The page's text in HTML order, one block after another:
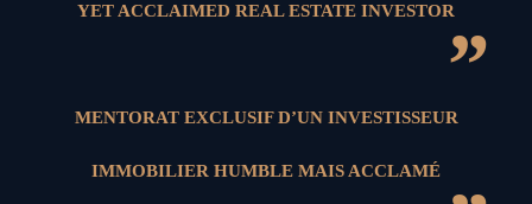
YET ACCLAIMED REAL ESTATE INVESTOR
”
MENTORAT EXCLUSIF D’UN INVESTISSEUR
IMMOBILIER HUMBLE MAIS ACCLAMÉ